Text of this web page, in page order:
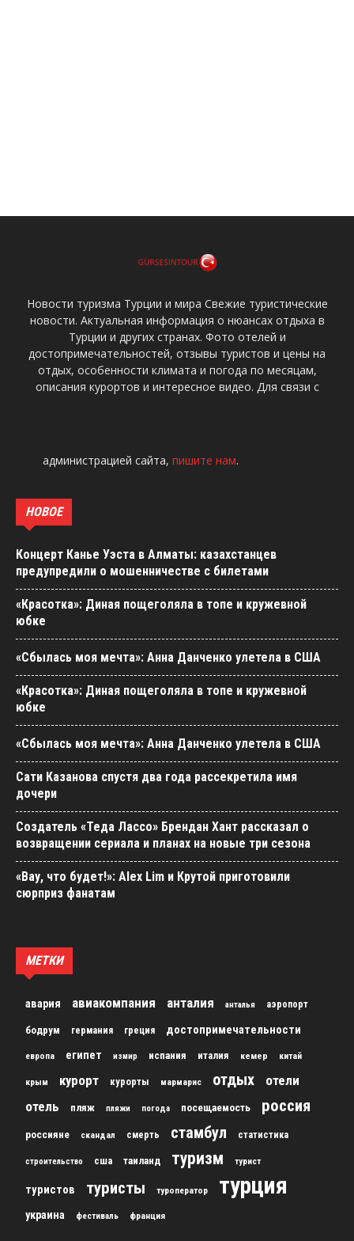
Новости туризма Турции и мира Свежие туристические
новости. Актуальная информация о нюансах отдыха в
Турции и других странах. Фото отелей и
достопримечательностей, отзывы туристов и цены на
отдых, особенности климата и погода по месяцам,
описания курортов и интересное видео. Для связи с
администрацией сайта, пишите нам.
НОВОЕ
Концерт Канье Уэста в Алматы: казахстанцев
предупредили о мошенничестве с билетами
«Красотка»: Диная пощеголяла в топе и кружевной
юбке
«Сбылась моя мечта»: Анна Данченко улетела в США
«Красотка»: Диная пощеголяла в топе и кружевной
юбке
«Сбылась моя мечта»: Анна Данченко улетела в США
Сати Казанова спустя два года рассекретила имя
дочери
Создатель «Теда Лассо» Брендан Хант рассказал о
возвращении сериала и планах на новые три сезона
«Вау, что будет!»: Alex Lim и Крутой приготовили
сюрприз фанатам
МЕТКИ
авария авиакомпания анталия анталья аэропорт
бодрум германия греция достопримечательности
европа египет измир испания италия кемер китай
крым курорт курорты мармарис отдых
отели
отель
пляж пляжи погода посещаемость россия
россияне скандал смерть стамбул статистика
строительство сша таиланд туризм турист
туристов туристы туроператор турция
украина фестиваль франция